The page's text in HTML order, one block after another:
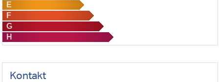
E
F
G
H
Kontakt